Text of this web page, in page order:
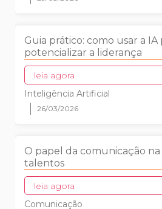
Guia prático: como usar a IA
potencializar a liderança
leia agora
Inteligência Artificial
26/03/2026
O papel da comunicação
talentos
leia agora
Comunicação